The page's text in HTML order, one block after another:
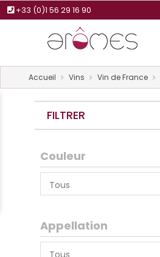
+33 (0)1 56 29 16 90
Accueil Vins Vin de France
FILTRER
Couleur
Appellation